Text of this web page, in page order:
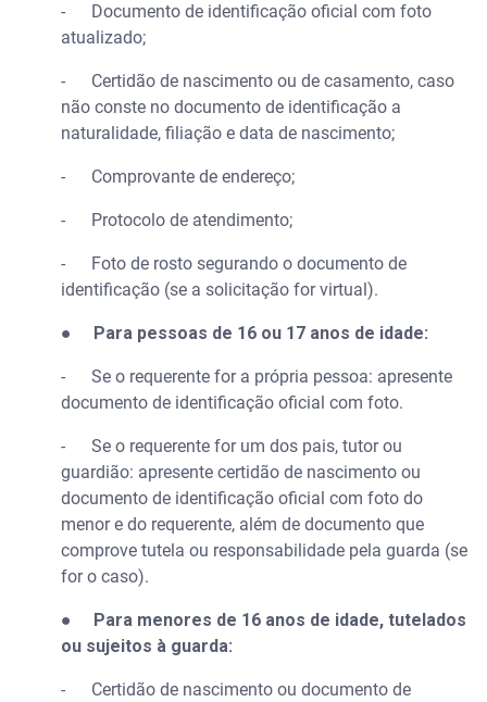
- Documento de identificação oficial com foto
atualizado;
- Certidão de nascimento ou de casamento, caso
não conste no documento de identificação a
naturalidade, filiação e data de nascimento;
- Comprovante de endereço;
- Protocolo de atendimento;
- Foto de rosto segurando o documento de
identificação (se a solicitação for virtual).
● Para pessoas de 16 ou 17 anos de idade:
- Se o requerente for a própria pessoa: apresente
documento de identificação oficial com foto.
- Se o requerente for um dos pais, tutor ou
guardião: apresente certidão de nascimento ou
documento de identificação oficial com foto do
menor e do requerente, além de documento que
comprove tutela ou responsabilidade pela guarda (se
for o caso).
●
Para menores de 16 anos de idade, tutelados
ou sujeitos à guarda:
- Certidão de nascimento ou documento de